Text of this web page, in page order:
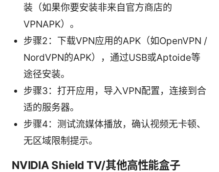
装（如果你要安装非来自官方商店的
VPNAPK）。
步骤2：下载VPN应用的APK（如OpenVPN /
NordVPN的APK），通过USB或Aptoide等
途径安装。
步骤3：打开应用，导入VPN配置，连接到合
适的服务器。
步骤4：测试流媒体播放，确认视频无卡顿、
无区域限制提示。
NVIDIA Shield TV/其他高性能盒子